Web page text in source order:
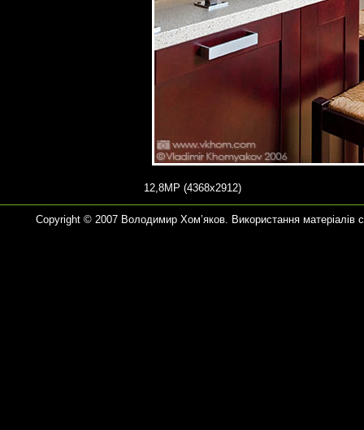
12,8MP (4368x2912)
Copyright © 2007 Володимир Хом’яков. Використання